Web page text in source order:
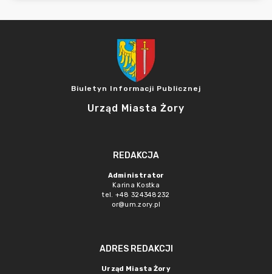
Biuletyn Informacji Publicznej
Urząd Miasta Żory
REDAKCJA
Administrator
Karina Kostka
tel. +48 324348232
or@um.zory.pl
ADRES REDAKCJI
Urząd Miasta Żory